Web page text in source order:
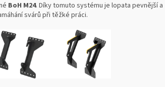
BoH M24. Díky tomuto systému je lopata pevnější a
svárů při těžké práci.